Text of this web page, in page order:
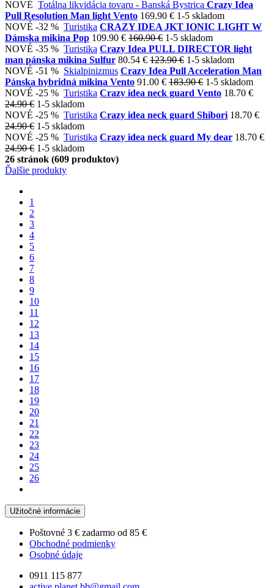
NOVÉ Totálna likvidácia tovaru - Banská Bystrica Crazy Idea
Pull Resolution Man light Vento 169.90 € 1-5 skladom
NOVÉ -32 % Turistika CRAZY IDEA JKT IONIC LIGHT W
Dámska mikina Pop 109.90 € 160.90 € 1-5 skladom
NOVÉ -35 % Turistika Crazy Idea PULL DIRECTOR light
man pánska mikina Sulfur 80.54 € 123.90 € 1-5 skladom
NOVÉ -51 % Skialpinizmus Crazy Idea Pull Acceleration Man
Pánska hybridná mikina Vento 91.00 € 183.90 € 1-5 skladom
NOVÉ -25 % Turistika Crazy idea neck guard Vento 18.70 €
24.90 € 1-5 skladom
NOVÉ -25 % Turistika Crazy idea neck guard Shibori 18.70 €
24.90 € 1-5 skladom
NOVÉ -25 % Turistika Crazy idea neck guard My dear 18.70 €
24.90 € 1-5 skladom
26 stránok (609 produktov)
Ďalšie produkty
1
2
3
4
5
6
7
8
9
10
11
12
13
14
15
16
17
18
19
20
21
22
23
24
25
26
Užitočné informácie
Poštovné 3 € zadarmo od 85 €
Obchodné podmienky
Osobné údaje
0911 115 877